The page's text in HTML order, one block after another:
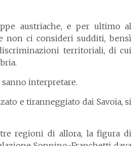
austriache, e per ultimo al
non ci consideri sudditi, bensì
territoriali, di cui
interpretare.
e tiranneggiato dai Savoia, si
regioni di allora, la figura di